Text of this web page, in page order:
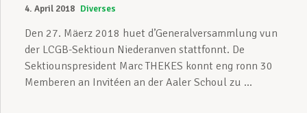
4. April 2018 Diverses
Den 27. Mäerz 2018 huet d’Generalversammlung vun
der LCGB-Sektioun Niederanven stattfonnt. De
Sektiounspresident Marc THEKES konnt eng ronn 30
Memberen an Invitéen an der Aaler Schoul zu ...